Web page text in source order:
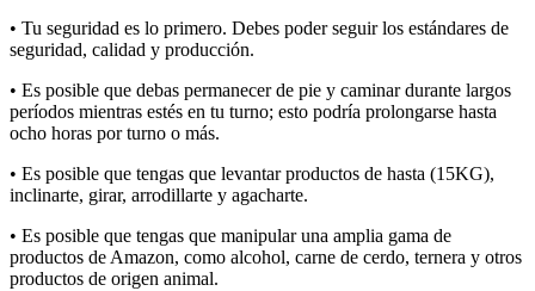
• Tu seguridad es lo primero. Debes poder seguir los estándares de
seguridad, calidad y producción.
• Es posible que debas permanecer de pie y caminar durante largos
períodos mientras estés en tu turno; esto podría prolongarse hasta
ocho horas por turno o más.
• Es posible que tengas que levantar productos de hasta (15KG),
inclinarte, girar, arrodillarte y agacharte.
• Es posible que tengas que manipular una amplia gama de
productos de Amazon, como alcohol, carne de cerdo, ternera y otros
productos de origen animal.